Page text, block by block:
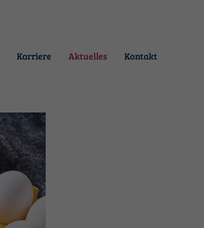
Karriere Aktuelles Kontakt